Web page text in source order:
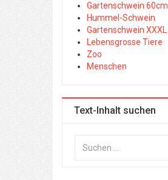
Gartenschwein 60cm
Hummel-Schwein
Gartenschwein XXXL
Lebensgrosse Tiere
Zoo
Menschen
Text-Inhalt suchen